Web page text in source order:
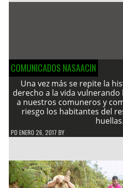
COMUNICADOS NASAACIN
Una vez más se repite la
derecho a la vida
a nuestros comuneros y
riesgo los habitantes del
huellas.
PD ENERO 26, 2017 BY